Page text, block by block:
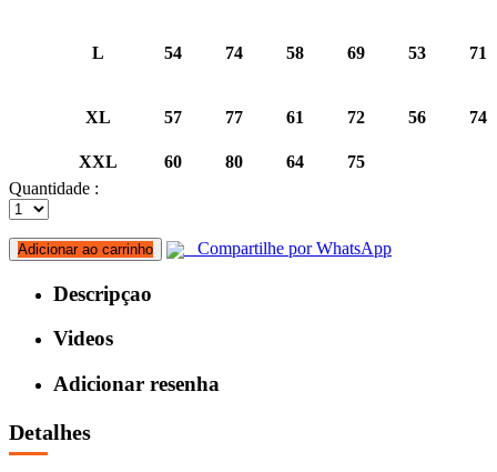
L 54 74 58 69 53 71
XL 57 77 61 72 56 74
XXL 60 80 64
75
Quantidade :
Adicionar ao carrinho Compartilhe por WhatsApp
Descripçao
Videos
Adicionar resenha
Detalhes